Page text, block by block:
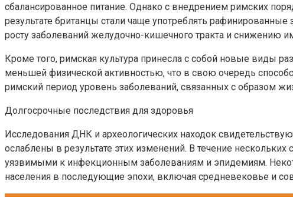
сбалансированное питание. Однако с внедрением римских
результате британцы стали чаще употреблять
росту заболеваний желудочно-кишечного тракта и снижению
Кроме того, римская культура принесла с собой новые виды
меньшей физической активностью, что в свою очередь
римский период уровень заболеваний, связанных с образом
Долгосрочные последствия для здоровья
Исследования ДНК и археологических находок
ослаблены в результате этих изменений. В течение
уязвимыми к инфекционным заболеваниям и эпидемиям.
населения в последующие эпохи, включая средневековье и